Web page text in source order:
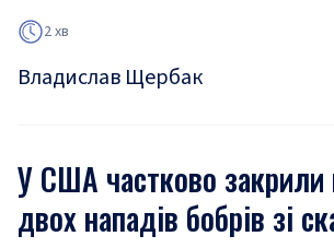
2 хв
Владислав Щербак
У США частково закрили
двох нападів бобрів зі